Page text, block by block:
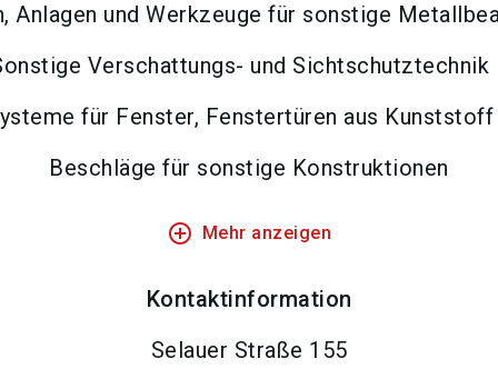
Anlagen und Werkzeuge für sonstige
Verschattungs- und Sichtschutztechnik
für Fenster, Fenstertüren aus Kunststoff
Beschläge für sonstige Konstruktionen
add_circle_outline Mehr anzeigen
Kontaktinformation
Selauer Straße 155